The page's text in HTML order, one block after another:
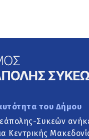
του Δήμου
Συκεών
Κεντρικής